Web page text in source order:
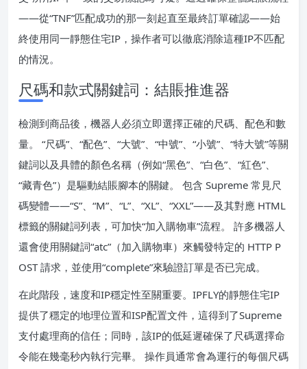
——從“TNF”匹配成功的那一刻起直至最終訂單確認——始
終使用同一靜態住宅IP，操作者可以徹底消除這種IP不匹配
的情況。
尺碼和款式關鍵詞：結賬推進器
檢測到商品後，機器人必須立即選擇正確的尺碼、配色和數
量。 “尺碼”、“配色”、“大號”、“中號”、“小號”、“特大號”等關
鍵詞以及具體的顏色名稱（例如“黑色”、“白色”、“紅色”、
“藏青色”）是驅動結賬腳本的關鍵。 包含 Supreme 常見尺
碼變體——“S”、“M”、“L”、“XL”、“XXL”——及其對應 HTML
標籤的關鍵詞列表，可加快“加入購物車”流程。 許多機器人
還會使用關鍵詞“atc”（加入購物車）來觸發特定的 HTTP P
OST 請求，並使用“complete”來驗證訂單是否已完成。
在此階段，速度和IP穩定性至關重要。IPFLY的靜態住宅IP
提供了穩定的地理位置和ISP配置文件，這得到了Supreme
支付處理商的信任；同時，該IP的低延遲確保了尺碼選擇命
令能在幾毫秒內執行完畢。 操作員通常會為運行的每個尺碼